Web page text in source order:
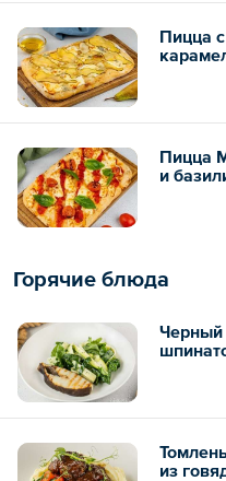
Пицца с
Пицца
и
Горячие блюда
Черный
из